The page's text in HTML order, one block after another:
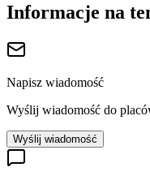
Informacje na
Napisz wiadomość
Wyślij wiadomość do
Wyślij wiadomość